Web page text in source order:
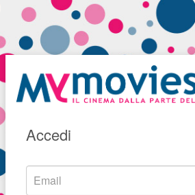
Accedi